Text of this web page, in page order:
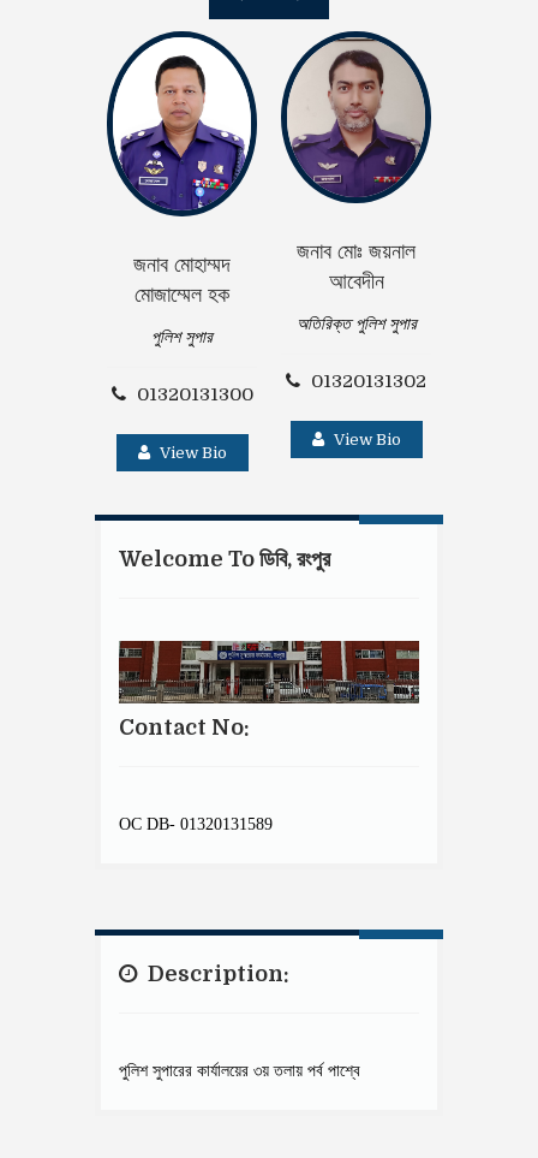
জনাব মোহাম্মদ
মোজাম্মেল হক
পুলিশ সুপার
01320131300
View Bio
জনাব মোঃ জয়নাল
আবেদীন
অতিরিক্ত পুলিশ সুপার
01320131302
View Bio
Welcome To ডিবি, রংপুর
Contact No:
OC DB- 01320131589
Description:
পুলিশ সুপারের কার্যালয়ের ৩য় তলায় পর্ব পাশ্বে